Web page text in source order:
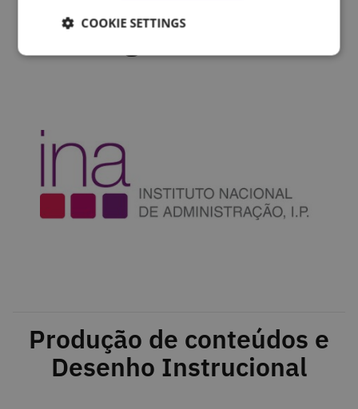
Produção de conteúdos e
Desenho Instrucional
COOKIE SETTINGS